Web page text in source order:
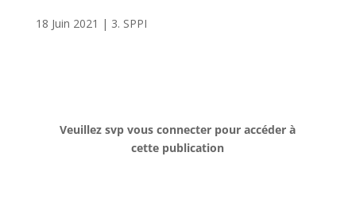
18 Juin 2021 | 3. SPPI
Veuillez svp vous connecter pour accéder à
cette publication